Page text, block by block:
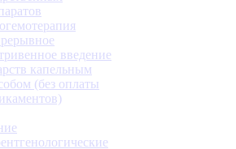
введение
капельным
(без оплаты